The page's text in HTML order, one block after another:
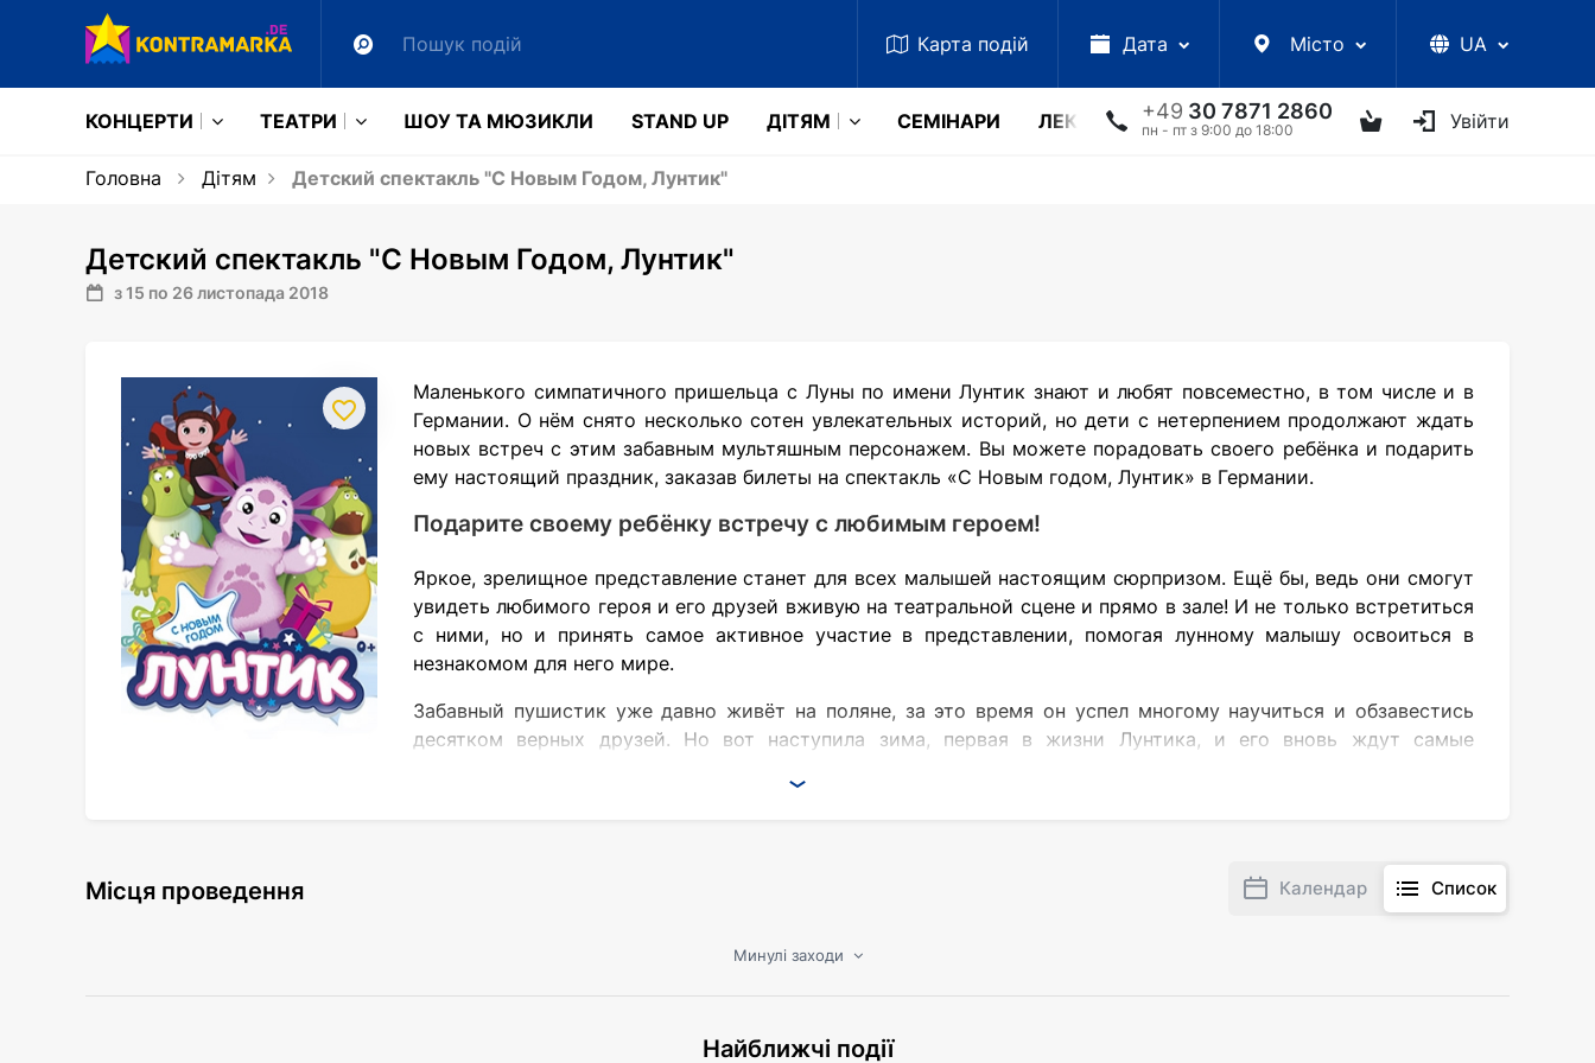
Карта подій Дата Місто UA
+49 30 7871 2860
пн - пт з 9:00 до 18:00 Увійти
КОНЦЕРТИ ТЕАТРИ ШОУ ТА МЮЗИКЛИ STAND UP ДІТЯМ СЕМІНАРИ ЛЕКЦІЇ УКРАЇНСЬКІ АРТИСТИ ІНШЕ ТВОРЧІ
Головна Дітям Детский спектакль "С Новым Годом, Лунтик"
Детский спектакль "С Новым Годом, Лунтик"
з 15 по 26 листопада 2018
Маленького симпатичного пришельца с Луны по имени Лунтик знают и любят повсеместно, в том числе и в
Германии. О нём снято несколько сотен увлекательных историй, но дети с нетерпением продолжают ждать
новых встреч с этим забавным мультяшным персонажем. Вы можете порадовать своего ребёнка и подарить
ему настоящий праздник, заказав билеты на спектакль «С Новым годом, Лунтик» в Германии.
Подарите своему ребёнку встречу с любимым героем!
Яркое, зрелищное представление станет для всех малышей настоящим сюрпризом. Ещё бы, ведь они смогут
увидеть любимого героя и его друзей вживую на театральной сцене и прямо в зале! И не только встретиться
с ними, но и принять самое активное участие в представлении, помогая лунному малышу освоиться в
незнакомом для него мире.
Забавный пушистик уже давно живёт на поляне, за это время он успел многому научиться и обзавестись
десятком верных друзей. Но вот наступила зима, первая в жизни Лунтика, и его вновь ждут самые
искренности, взаимовыручке, умению дружить. Вместе с героями постановки малыши смогут узнать много интересного, например:
зажигательные танцы, весёлые песни и, конечно же, встреча с Дедом Морозом, который разоблачит вредных гусениц-близнецов Вупсеня и
Місця проведення Календар Список
Минулі заходи
Найближчі події